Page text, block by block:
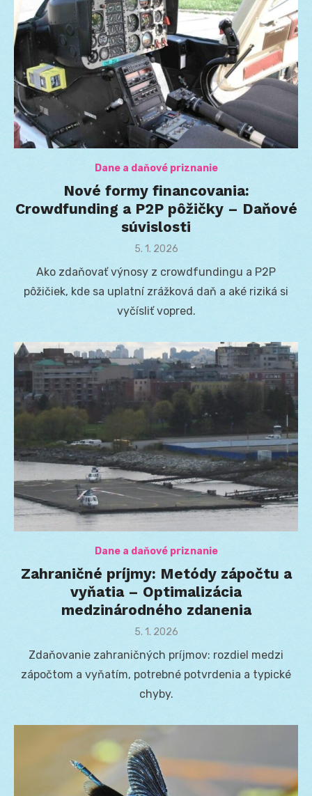
Dane a daňové priznanie
Nové formy financovania:
Crowdfunding a P2P pôžičky – Daňové
súvislosti
Posted
5. 1. 2026
Ako zdaňovať výnosy z crowdfundingu a P2P
pôžičiek, kde sa uplatní zrážková daň a aké riziká si
vyčísliť vopred.
Dane a daňové priznanie
Zahraničné príjmy: Metódy zápočtu a
vyňatia – Optimalizácia
medzinárodného zdanenia
Posted
5. 1. 2026
Zdaňovanie zahraničných príjmov: rozdiel medzi
zápočtom a vyňatím, potrebné potvrdenia a typické
chyby.